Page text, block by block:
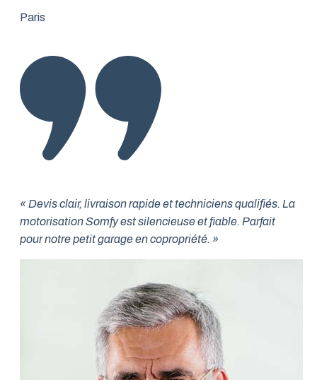
Paris
« Devis clair, livraison rapide et techniciens qualifiés. La
motorisation Somfy est silencieuse et fiable. Parfait
pour notre petit garage en copropriété. »